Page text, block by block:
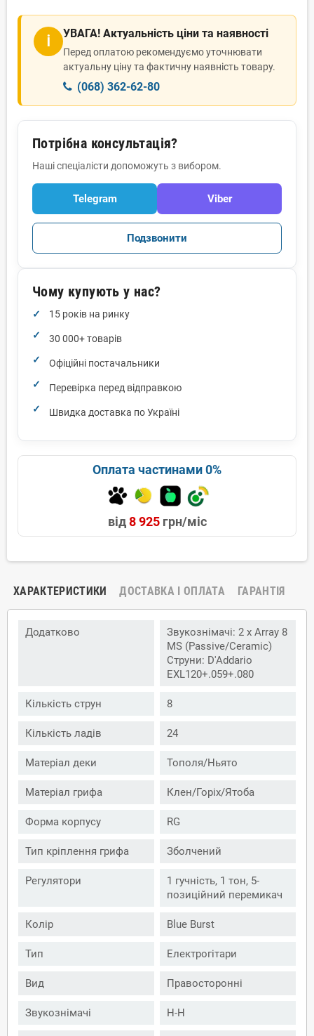
ℹ УВАГА! Актуальність ціни та наявності
Перед оплатою рекомендуємо уточнювати
актуальну ціну та фактичну наявність товару.
(068) 362-62-80
Потрібна консультація?
Наші спеціалісти допоможуть з вибором.
Telegram Viber
Подзвонити
Чому купують у нас?
15 років на ринку
30 000+ товарів
Офіційні постачальники
Перевірка перед відправкою
Швидка доставка по Україні
Оплата частинами 0%
від8 925грн/міс
ХАРАКТЕРИСТИКИ ДОСТАВКА І ОПЛАТА ГАРАНТІЯ
Додатково
Звукознімачі: 2 x Array 8
MS (Passive/Ceramic)
Струни: D'Addario
EXL120+.059+.080
Кількість струн 8
Кількість ладів 24
Матеріал деки Тополя/Ньято
Матеріал грифа Клен/Горіх/Ятоба
Форма корпусу RG
Тип кріплення грифа Зболчений
Регулятори
1 гучність, 1 тон, 5-
позиційний перемикач
Колір Blue Burst
Тип Електрогітари
Вид Правосторонні
Звукознімачі H-H